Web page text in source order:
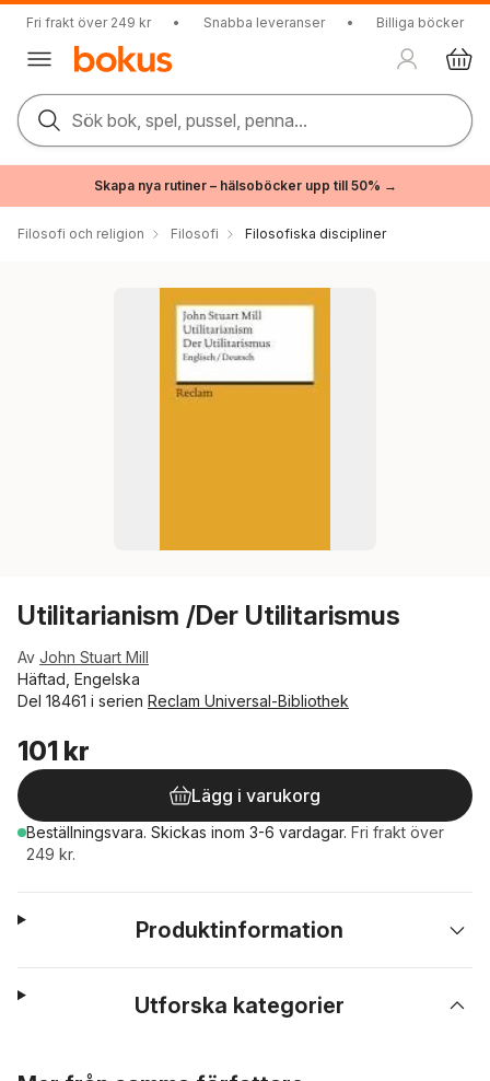
Fri frakt över 249 kr • Snabba leveranser • Billiga böcker
Sök bok, spel, pussel, penna...
Skapa nya rutiner – hälsoböcker upp till 50% →
Filosofi och religion Filosofi Filosofiska discipliner
Utilitarianism /Der Utilitarismus
Av John Stuart Mill
Häftad, Engelska
Del 18461 i serien Reclam Universal-Bibliothek
101 kr
Lägg i varukorg
Beställningsvara. Skickas inom 3-6 vardagar. Fri frakt över
249 kr.
Produktinformation
Utforska kategorier